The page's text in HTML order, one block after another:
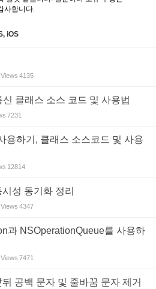
사합니다.
iOS
Views 4135
클래스 소스 코드 및 사용법
7231
용하기, 클래스 소스코드 및 사용
12814
성 동기화 정리
Views 4347
과 NSOperationQueue를 사용하
Views 7471
공백 문자 및 줄바꿈 문자 제거